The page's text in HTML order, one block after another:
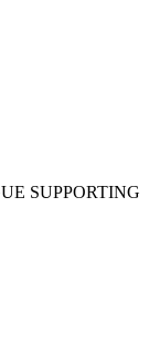
SUPPORTING